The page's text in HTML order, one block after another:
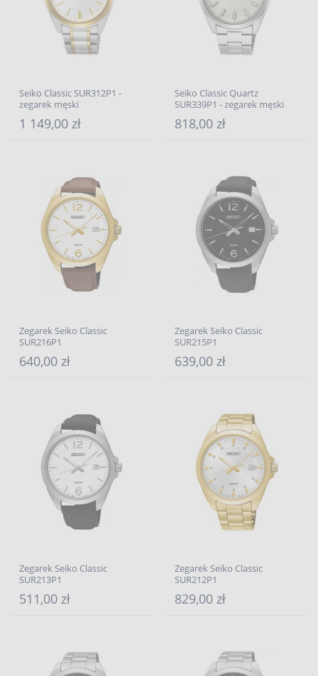
Seiko Classic SUR312P1 -
zegarek męski
1 149,00 zł
Seiko Classic Quartz
SUR339P1 - zegarek męski
818,00 zł
Zegarek Seiko Classic
SUR216P1
640,00 zł
Zegarek Seiko Classic
SUR215P1
639,00 zł
Zegarek Seiko Classic
SUR213P1
511,00 zł
Zegarek Seiko Classic
SUR212P1
829,00 zł